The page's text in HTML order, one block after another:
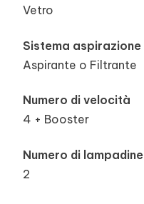
Vetro
Sistema aspirazione
Aspirante o Filtrante
Numero di velocità
4 + Booster
Numero di lampadine
2